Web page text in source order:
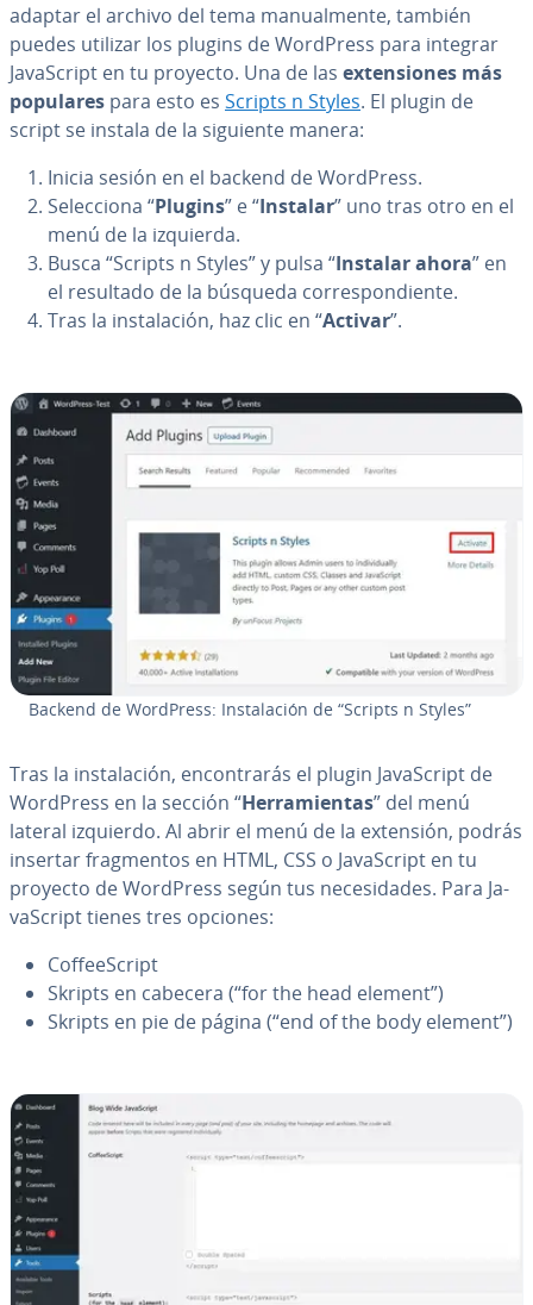
adaptar el archivo del tema ma­nua­l­me­n­te, también
puedes utilizar los plugins de WordPress para integrar
Ja­va­S­cri­pt en tu proyecto. Una de las ex­te­n­sio­nes más
populares para esto es Scripts n Styles. El plugin de
script se instala de la siguiente manera:
Inicia sesión en el backend de WordPress.
Se­le­c­cio­na “Plugins” e “Instalar” uno tras otro en el
menú de la izquierda.
Busca “Scripts n Styles” y pulsa “Instalar ahora” en
el resultado de la búsqueda co­rre­s­po­n­die­n­te.
Tras la in­s­ta­la­ción, haz clic en “Activar”.
Backend de WordPress: In­s­ta­la­ción de “Scripts n Styles”
Tras la in­s­ta­la­ción, en­co­n­tra­rás el plugin Ja­va­S­cri­pt de
WordPress en la sección “He­rra­mie­n­tas” del menú
lateral izquierdo. Al abrir el menú de la extensión, podrás
insertar fra­g­me­n­tos en HTML, CSS o Ja­va­S­cri­pt en tu
proyecto de WordPress según tus ne­ce­si­da­des. Para Ja­
va­S­cri­pt tienes tres opciones:
Co­f­fee­S­cri­pt
Skripts en cabecera (“for the head element”)
Skripts en pie de página (“end of the body element”)